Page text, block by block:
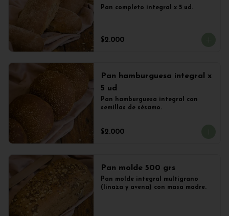
Pan completo integral x 5 ud.
$2.000
Pan hamburguesa integral x
5 ud
Pan hamburguesa integral con
semillas de sésamo.
$2.000
Pan molde 500 grs
Pan molde integral multigrano
(linaza y avena) con masa madre.